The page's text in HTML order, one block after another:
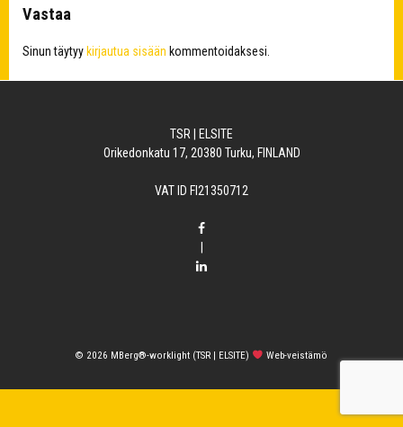
Vastaa
Sinun täytyy kirjautua sisään kommentoidaksesi.
TSR | ELSITE
Orikedonkatu 17, 20380 Turku, FINLAND
VAT ID FI21350712
© 2026 MBerg®-worklight (TSR | ELSITE) Web-veistämö